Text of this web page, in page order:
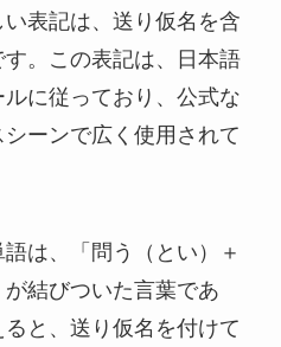
い表記は、送り仮名を含
。この表記は、日本語
に従っており、公式な
ーンで広く使用されて
語は、「問う（とい）＋
結びついた言葉であ
と、送り仮名を付けて